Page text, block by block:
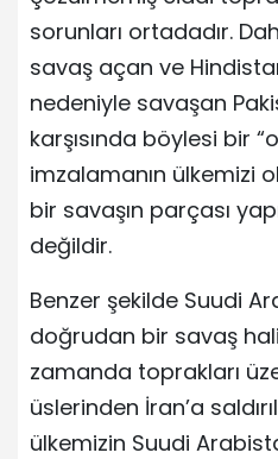
sorunları ortadadır.
savaş açan ve
nedeniyle savaşan
karşısında böylesi bir
imzalamanın ülkemizi
bir savaşın parçası
değildir.
Benzer şekilde Suudi
doğrudan bir savaş
zamanda toprakları
üslerinden İran’a
ülkemizin Suudi